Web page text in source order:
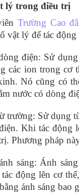
lý trong điều trị
Trường Cao
vật lý để tác
điện: Sử
các ion trong cơ
Nó cũng có
nước có dòng
trường: Sử dụng
Khi tác động
Phương pháp
sáng: Ánh
động lên cơ
ánh sáng bao